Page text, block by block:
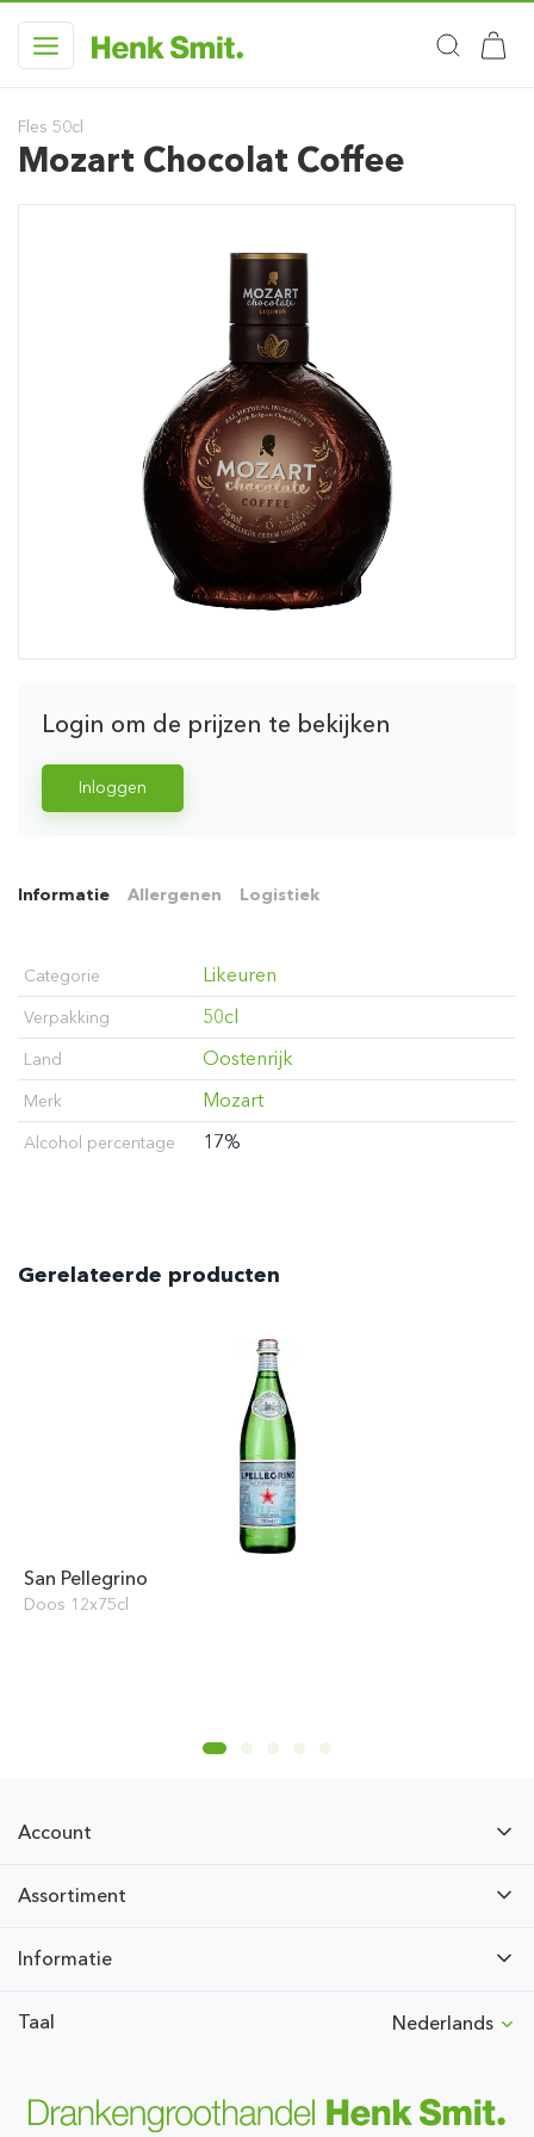
Fles 50cl
Mozart Chocolat Coffee
Login om de prijzen te bekijken
Inloggen
Informatie Allergenen Logistiek
Categorie Likeuren
Verpakking 50cl
Land Oostenrijk
Merk Mozart
Alcohol percentage 17%
Gerelateerde producten
San Pellegrino
Doos 12x75cl
Account
Assortiment
Informatie
Taal Nederlands